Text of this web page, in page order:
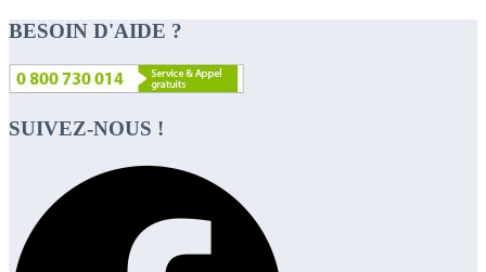
BESOIN D'AIDE ?
SUIVEZ-NOUS !